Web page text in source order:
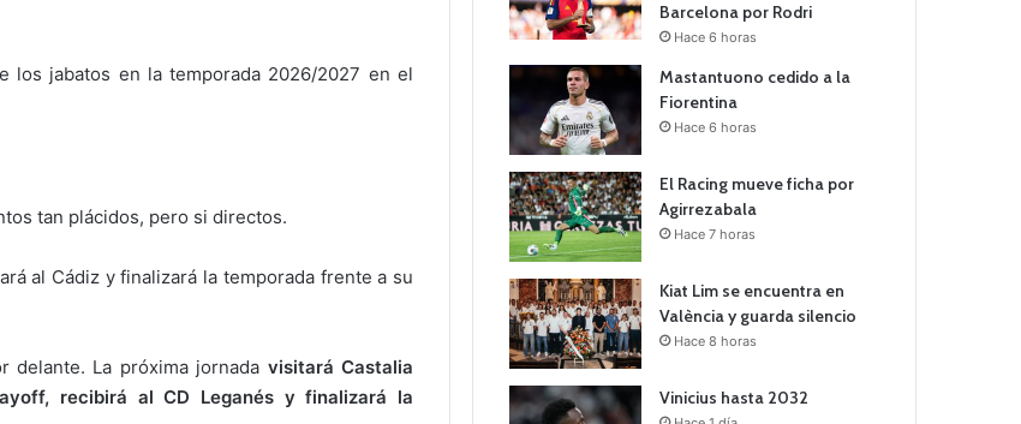
los jabatos en la temporada 2026/2027 en el
tan plácidos, pero si directos.
al Cádiz y finalizará la temporada frente a su
delante. La próxima jornada visitará Castalia
recibirá al CD Leganés y finalizará la
Barcelona por Rodri
Hace 6 horas
Mastantuono cedido a la
Fiorentina
Hace 6 horas
El Racing mueve ficha por
Agirrezabala
Hace 7 horas
Kiat Lim se encuentra en
València y guarda silencio
Hace 8 horas
Vinicius hasta 2032